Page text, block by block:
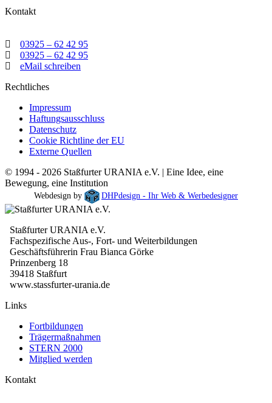
Kontakt
03925 – 62 42 95
03925 – 62 42 95
eMail schreiben
Rechtliches
Impressum
Haftungsausschluss
Datenschutz
Cookie Richtline der EU
Externe Quellen
© 1994 - 2026 Staßfurter URANIA e.V. | Eine Idee, eine
Bewegung, eine Institution
Webdesign by DHPdesign - Ihr Web & Werbedesigner
Staßfurter URANIA e.V.
Fachspezifische Aus-, Fort- und Weiterbildungen
Geschäftsführerin Frau Bianca Görke
Prinzenberg 18
39418 Staßfurt
www.stassfurter-urania.de
Links
Fortbildungen
Trägermaßnahmen
STERN 2000
Mitglied werden
Kontakt